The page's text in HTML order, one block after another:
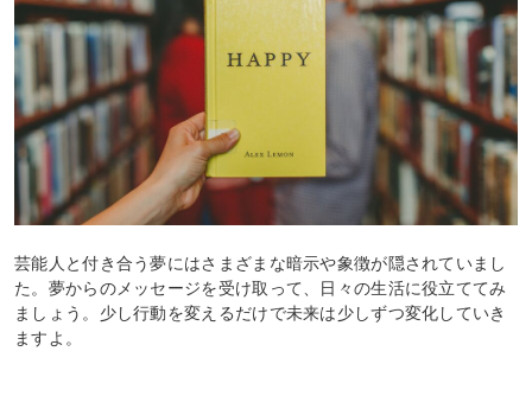
芸能人と付き合う夢にはさまざまな暗示や象徴が隠されていまし
た。夢からのメッセージを受け取って、日々の生活に役立ててみ
ましょう。少し行動を変えるだけで未来は少しずつ変化していき
ますよ。